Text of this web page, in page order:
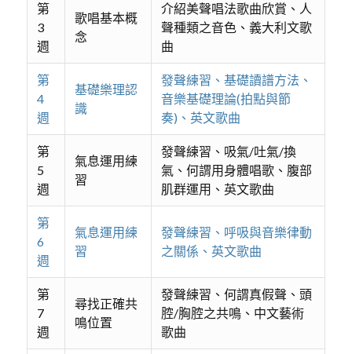
第
3
週
歌唱基本概
念
介紹美聲唱法歌曲欣賞、人
聲種類之音色、義大利文歌
曲
第
4
週
基礎樂理認
識
發聲練習、基礎讀譜方法、
音樂基礎理論(拍點與節
奏)、英文歌曲
第
5
週
氣息運用練
習
發聲練習、吸氣/吐氣/換
氣、何謂用身體唱歌、腹部
肌群運用、英文歌曲
第
6
週
氣息運用練
習
發聲練習、呼吸與音樂律動
之關係、英文歌曲
第
7
週
尋找正確共
鳴位置
發聲練習、何謂真假聲、頭
腔/胸腔之共鳴、中文藝術
歌曲